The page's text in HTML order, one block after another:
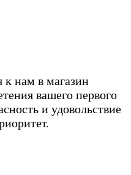
к нам в магазин
вашего первого
и удовольствие